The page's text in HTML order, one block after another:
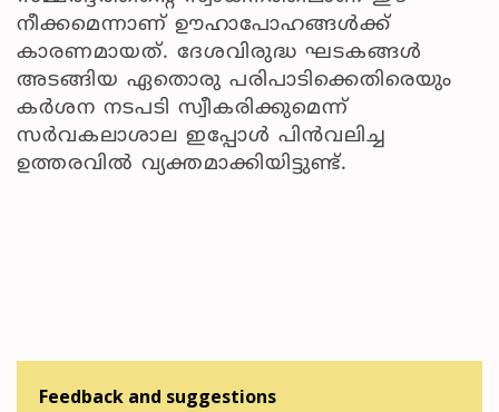
നീക്കമെന്നാണ് ഊഹാപോഹങ്ങൾക്ക്
കാരണമായത്. ദേശവിരുദ്ധ ഘടകങ്ങൾ
അടങ്ങിയ ഏതൊരു പരിപാടിക്കെതിരെയും
കർശന നടപടി സ്വീകരിക്കുമെന്ന്
സർവകലാശാല ഇപ്പോൾ പിൻവലിച്ച
ഉത്തരവിൽ വ്യക്തമാക്കിയിട്ടുണ്ട്.
Feedback and suggestions